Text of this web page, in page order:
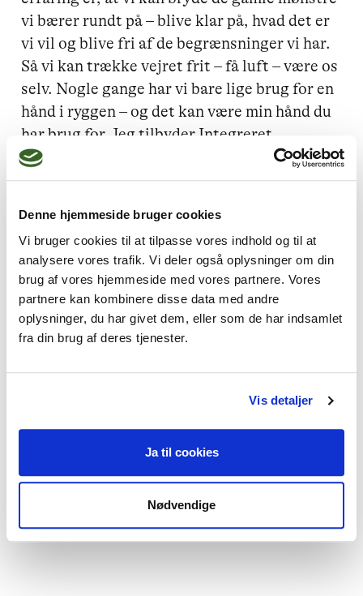
Denne hjemmeside bruger cookies
Vi bruger cookies til at tilpasse vores indhold og til at
analysere vores trafik. Vi deler også oplysninger om din
brug af vores hjemmeside med vores partnere. Vores
partnere kan kombinere disse data med andre
oplysninger, du har givet dem, eller som de har indsamlet
fra din brug af deres tjenester.
Vis detaljer
Ja til cookies
Nødvendige
vi bærer rundt på – blive klar på, hvad det er
vi vil og blive fri af de begrænsninger vi har.
Så vi kan trække vejret frit – få luft – være os
selv. Nogle gange har vi bare lige brug for en
hånd i ryggen – og det kan være min hånd du
har brug for. Jeg tilbyder Integreret
Psykoterapi, Sandplay-terapi,
Familieopstilling 1:1, Spædbarnsterapi, NLP
Min klinik hedder MOREcoaching &
Psykoterapi og ligger i Rønne med gode
parkeringsforhold. Læs mere om mig og min
klinik på www.morecoaching.dk
Du er hjertelig velkommen.
Kærlig hilsen Helle
Jeg kan hjælpe dig med
Mistrivsel hos børn og unge,
Sorg, Livskriser, Angst,
Traumer og chok